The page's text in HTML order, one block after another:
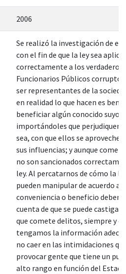
2006
Se realizó la investigación de
con el fin de que la ley sea
correctamente a los verdaderos
Funcionarios Públicos
ser representantes de la
en realidad lo que hacen es
beneficiar algún conocido suyo,
importándoles que perjudiquen
sea, con que ellos se
sus influencias; y aunque
no son sancionados
ley. Al percatarnos de cómo la
pueden manipular de acuerdo a
conveniencia o beneficio
cuenta de que se puede castigar
que comete delitos, siempre y
tengamos la información
no caer en las intimidaciones
provocar gente que tiene un
alto rango en función del